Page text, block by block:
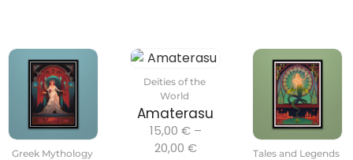
Greek Mythology
Deities of the
World
Amaterasu
15,00 € –
20,00 € Tales and Legends